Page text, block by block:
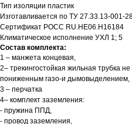
Тип изоляции пластик
Изготавливается по ТУ 27.33.13-001-
Сертификат РОСС RU.HЕ06.Н16184
Климатическое исполнение УХЛ 1; 5
Состав комплекта:
1 – манжета концевая,
2– трекингостойкая жильная трубка
пониженным газо-и дымовыделением,
3 – перчатка
4– комплект заземления:
- пружина ППД,
- провод заземления,